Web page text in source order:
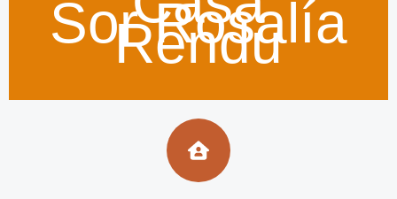
Sor Rosalía
Rendu